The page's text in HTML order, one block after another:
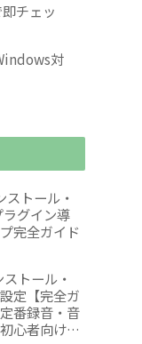
チェッ
対
トール・
グイン導
完全ガイド
トール・
定【完全ガ
番録音・音
心者向け・